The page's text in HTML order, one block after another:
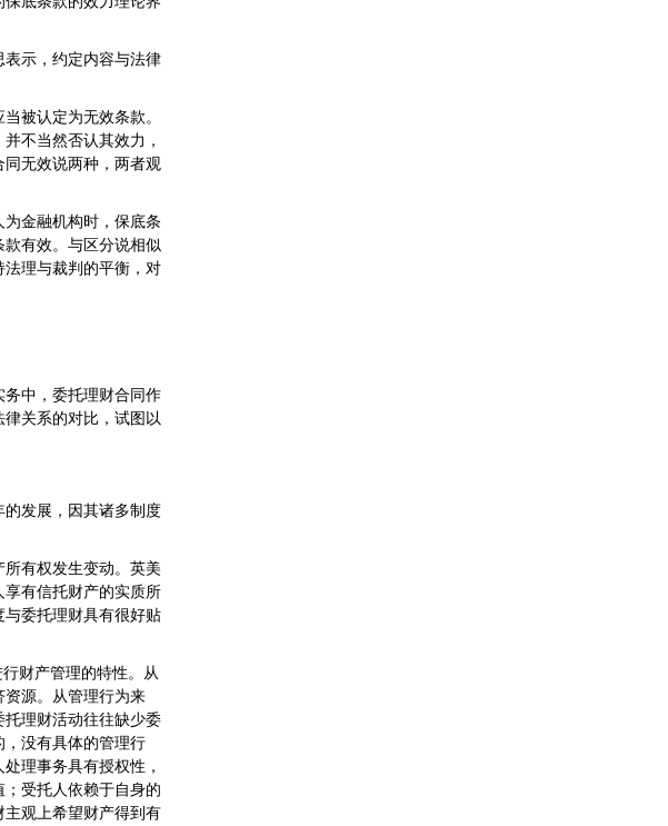
示，约定内容与法律
被认定为无效条款。
不当然否认其效力，
同无效说两种，两者观
金融机构时，保底条
有效。与区分说相似
理与裁判的平衡，对
中，委托理财合同作
关系的对比，试图以
发展，因其诸多制度
有权发生变动。英美
有信托财产的实质所
委托理财具有很好贴
财产管理的特性。从
资源。从管理行为来
理财活动往往缺少委
没有具体的管理行
理事务具有授权性，
受托人依赖于自身的
观上希望财产得到有